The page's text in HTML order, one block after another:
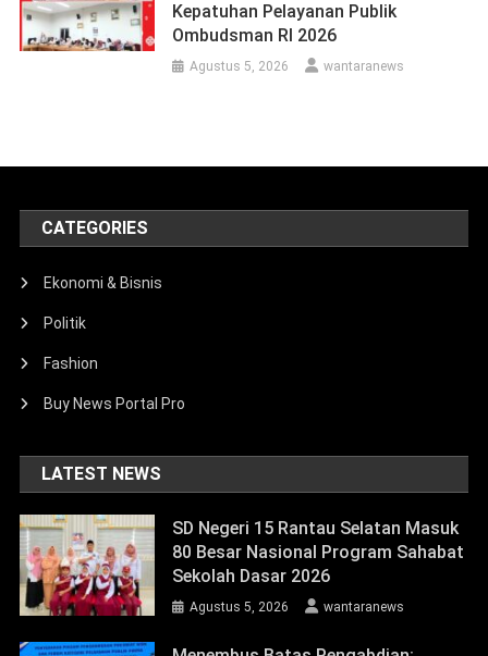
Kepatuhan Pelayanan Publik
Ombudsman RI 2026
Agustus 5, 2026 wantaranews
CATEGORIES
Ekonomi & Bisnis
Politik
Fashion
Buy News Portal Pro
LATEST NEWS
SD Negeri 15 Rantau Selatan Masuk
80 Besar Nasional Program Sahabat
Sekolah Dasar 2026
Agustus 5, 2026 wantaranews